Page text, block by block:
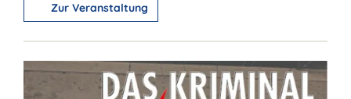
Zur Veranstaltung